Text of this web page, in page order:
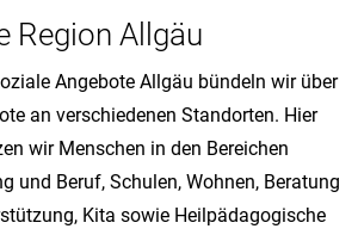
Region Allgäu
Angebote Allgäu bündeln wir über
an verschiedenen Standorten. Hier
wir Menschen in den Bereichen
und Beruf, Schulen, Wohnen, Beratung
Kita sowie Heilpädagogische